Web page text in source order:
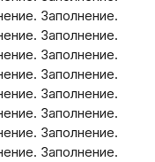
Заполнение.
Заполнение.
Заполнение.
Заполнение.
Заполнение.
Заполнение.
Заполнение.
Заполнение.